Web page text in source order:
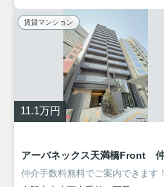
賃貸マンション
11.1万円
仲介手数料無料でご案内できます！